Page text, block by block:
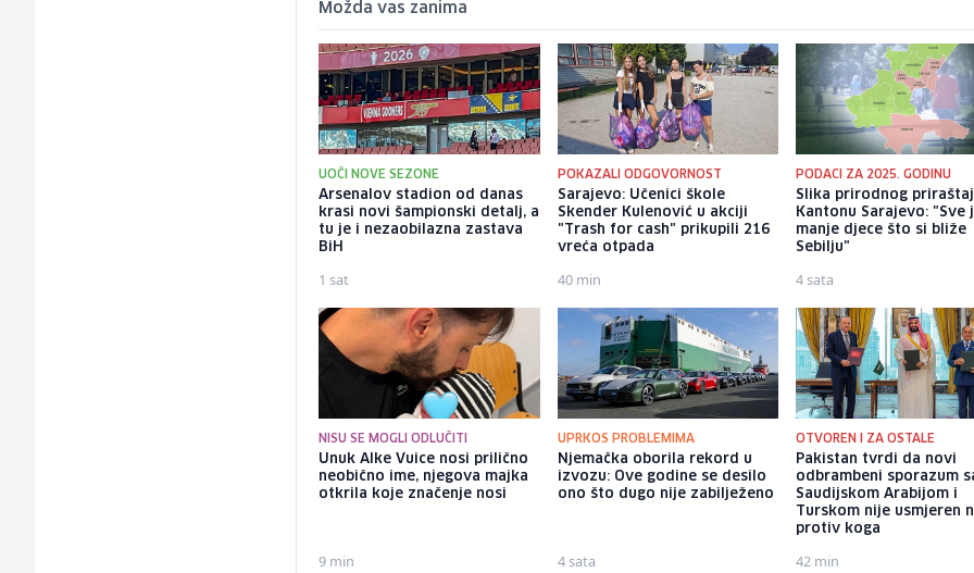
Možda vas zanima
UOČI NOVE SEZONE
Arsenalov stadion od danas
krasi novi šampionski detalj, a
tu je i nezaobilazna zastava
BiH
1 sat
POKAZALI ODGOVORNOST
Sarajevo: Učenici škole
Skender Kulenović u akciji
"Trash for cash" prikupili 216
vreća otpada
40 min
PODACI ZA 2025. GODINU
Slika prirodnog
Kantonu Sarajevo: "Sve
manje djece što si bliže
Sebilju"
4 sata
NISU SE MOGLI ODLUČITI
Unuk Alke Vuice nosi prilično
neobično ime, njegova majka
otkrila koje značenje nosi
9 min
UPRKOS PROBLEMIMA
Njemačka oborila rekord u
izvozu: Ove godine se desilo
ono što dugo nije zabilježeno
4 sata
OTVOREN I ZA OSTALE
Pakistan tvrdi da novi
odbrambeni sporazum
Saudijskom Arabijom i
Turskom nije usmjeren
protiv koga
42 min